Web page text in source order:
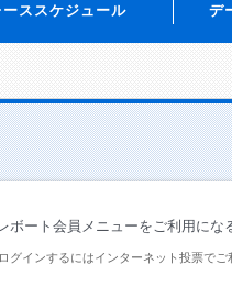
ーススケジュール デ
ボート会員メニューをご利用にな
ログインするにはインターネット投票で